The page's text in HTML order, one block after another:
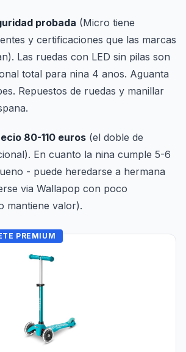
probada (Micro tiene
y certificaciones que las marcas
Las ruedas con LED sin pilas son
total para nina 4 anos. Aguanta
Repuestos de ruedas y manillar
80-110 euros (el doble de
En cuanto la nina cumple 5-6
- puede heredarse a hermana
via Wallapop con poco
mantiene valor).
PREMIUM